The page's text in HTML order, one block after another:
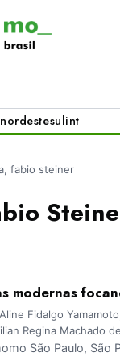
sulint
fabio steiner
modernas
Fidalgo
Regina Machado
São Paulo, São